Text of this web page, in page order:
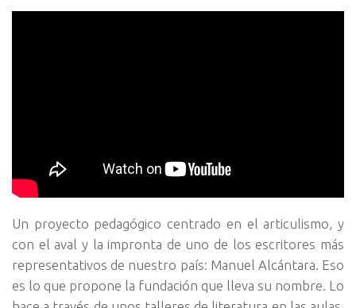
Un proyecto pedagógico centrado en el articulismo, y
con el aval y la impronta de uno de los escritores más
representativos de nuestro país: Manuel Alcántara. Eso
es lo que propone la fundación que lleva su nombre. Lo